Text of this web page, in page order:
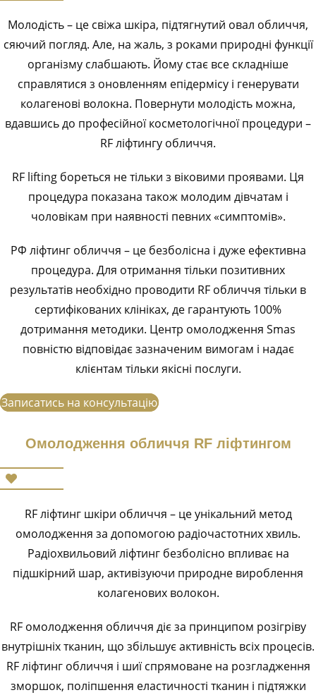
Молодість – це свіжа шкіра, підтягнутий овал обличчя,
сяючий погляд. Але, на жаль, з роками природні функції
організму слабшають. Йому стає все складніше
справлятися з оновленням епідермісу і генерувати
колагенові волокна. Повернути молодість можна,
вдавшись до професійної косметологічної процедури –
RF ліфтингу обличчя.
RF lifting бореться не тільки з віковими проявами. Ця
процедура показана також молодим дівчатам і
чоловікам при наявності певних «симптомів».
РФ ліфтинг обличчя – це безболісна і дуже ефективна
процедура. Для отримання тільки позитивних
результатів необхідно проводити RF обличчя тільки в
сертифікованих клініках, де гарантують 100%
дотримання методики. Центр омолодження Smas
повністю відповідає зазначеним вимогам і надає
клієнтам тільки якісні послуги.
Записатись на консультацію
Омолодження обличчя RF ліфтингом
RF ліфтинг шкіри обличчя – це унікальний метод
омолодження за допомогою радіочастотних хвиль.
Радіохвильовий ліфтинг безболісно впливає на
підшкірний шар, активізуючи природне вироблення
колагенових волокон.
RF омолодження обличчя діє за принципом розігріву
внутрішніх тканин, що збільшує активність всіх процесів.
RF ліфтинг обличчя і шиї спрямоване на розгладження
зморшок, поліпшення еластичності тканин і підтяжки